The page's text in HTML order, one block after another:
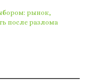
рынок,
после разлома